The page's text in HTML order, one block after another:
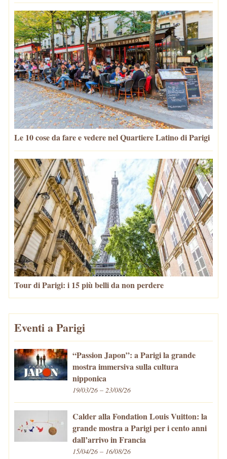
Le 10 cose da fare e vedere nel Quartiere Latino di Parigi
Tour di Parigi: i 15 più belli da non perdere
Eventi a Parigi
“Passion Japon”: a Parigi la grande
mostra immersiva sulla cultura
nipponica
19/03/26 – 23/08/26
Calder alla Fondation Louis Vuitton: la
grande mostra a Parigi per i cento anni
dall’arrivo in Francia
15/04/26 – 16/08/26